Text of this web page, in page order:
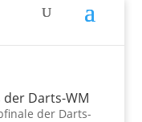
Darts-WM
der Darts-